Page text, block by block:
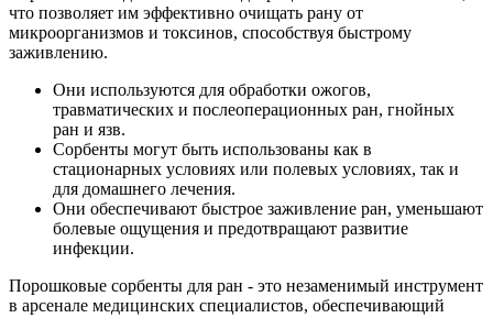
что позволяет им эффективно очищать рану от
микроорганизмов и токсинов, способствуя быстрому
заживлению.
Они используются для обработки ожогов,
травматических и послеоперационных ран, гнойных
ран и язв.
Сорбенты могут быть использованы как в
стационарных условиях или полевых условиях, так и
для домашнего лечения.
Они обеспечивают быстрое заживление ран, уменьшают
болевые ощущения и предотвращают развитие
инфекции.
Порошковые сорбенты для ран - это незаменимый инструмент
в арсенале медицинских специалистов, обеспечивающий